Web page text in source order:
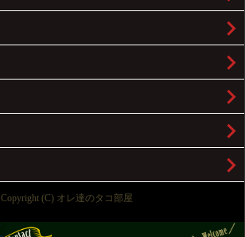
Copyright (C) オレ達のタコ部屋